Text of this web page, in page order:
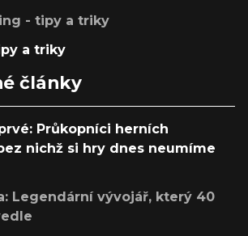
- tipy a triky
a triky
články
Průkopníci herních
nichž si hry dnes neumíme
Legendární vývojář, který 40